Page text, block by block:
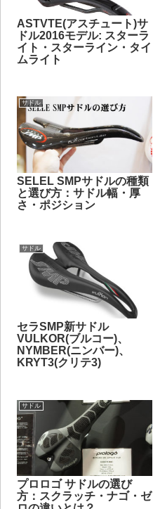
ASTVTE(アスチュート)サ
ドル2016モデル: スターラ
イト・スターライン・タイ
ムライト
サドル
SELEL SMPサドルの種類
と選び方：サドル幅・厚
さ・ポジション
サドル
セラSMP新サドル
VULKOR(ブルコー)、
NYMBER(ニンバー)、
KRYT3(クリテ3)
サドル
プロロゴ サドルの選び
方：スクラッチ・ナゴ・ゼ